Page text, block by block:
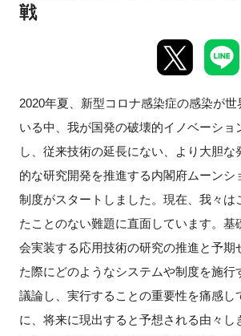
新規登録
イベント
プログラム
ニュース・掲示板
戦
2020年夏、新型コロナ感染症の感染が世
いる中、我が国発の破壊的イノベーショ
し、従来技術の延長にない、より大胆な
的な研究開発を推進する内閣府ムーンシ
制度がスタートしました。現在、我々は
たことのない難題に直面しています。基
会実装する応用技術の研究の推進と予期
た際にどのようなシステムや制度を施行
議論し、実行することの重要性を痛感し
に、将来に現出すると予想される由々し